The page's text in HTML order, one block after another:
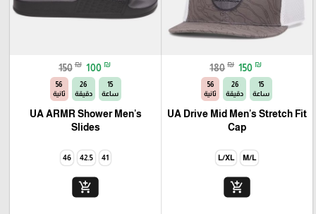
180 ₪ 150 ₪
15
ساعة
26
دقيقة
54
ثانية
UA Drive Mid Men's Stretch Fit
Cap
M/L
L/XL
add_shopping_cart
150 ₪ 100 ₪
15
ساعة
26
دقيقة
54
ثانية
UA ARMR Shower Men's
Slides
41
42.5
46
add_shopping_cart